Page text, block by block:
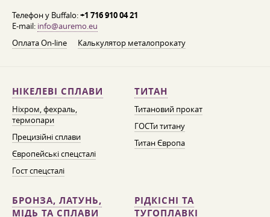
Телефон у Buffalo:+1 716 910 04 21
E-mail: info@auremo.eu
Оплата On-line
Калькулятор металопрокату
НІКЕЛЕВІ СПЛАВИ
Ніхром, фехраль,
термопари
Прецизійні сплави
Європейські спецсталі
Гост спецсталі
ТИТАН
Титановий прокат
ГОСТи титану
Титан Європа
БРОНЗА, ЛАТУНЬ,
МІДЬ ТА СПЛАВИ
РІДКІСНІ ТА
ТУГОПЛАВКІ